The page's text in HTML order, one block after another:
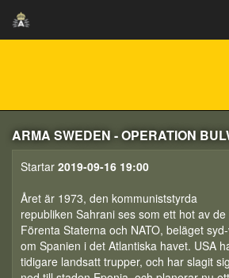
ARMA SWEDEN - OPERATION
Startar 2019-09-16 19:00
Året är 1973, den kommuniststyrda
republiken Sahrani ses som ett hot av de
Förenta Staterna och NATO, beläget
om Spanien i det Atlantiska havet. USA
tidigare landsatt trupper, och har slagit sig